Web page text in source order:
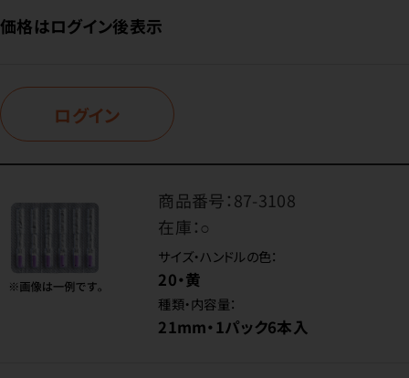
価格はログイン後表示
ログイン
商品番号：87-3108
在庫：○
サイズ・ハンドルの色：
20・黄
種類・内容量：
21mm・1パック6本入